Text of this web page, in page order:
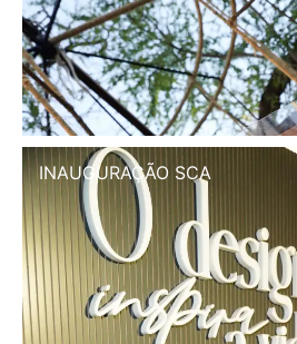
INAUGURAÇÃO SCA